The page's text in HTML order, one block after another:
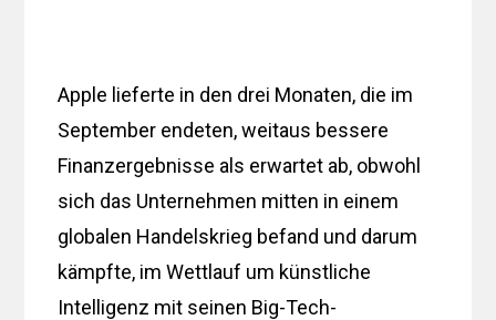
Apple lieferte in den drei Monaten, die im
September endeten, weitaus bessere
Finanzergebnisse als erwartet ab, obwohl
sich das Unternehmen mitten in einem
globalen Handelskrieg befand und darum
kämpfte, im Wettlauf um künstliche
Intelligenz mit seinen Big-Tech-